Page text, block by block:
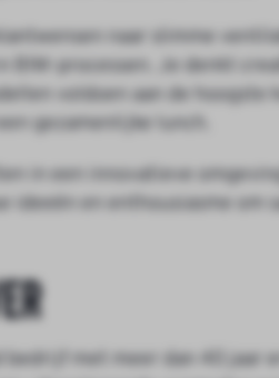
naar slimme
processen. Je denkt
voldoen aan de
gezamenlijke lunch.
in een innovatieve
ideeën en enthousiasme om
met meer dan 40 jaar